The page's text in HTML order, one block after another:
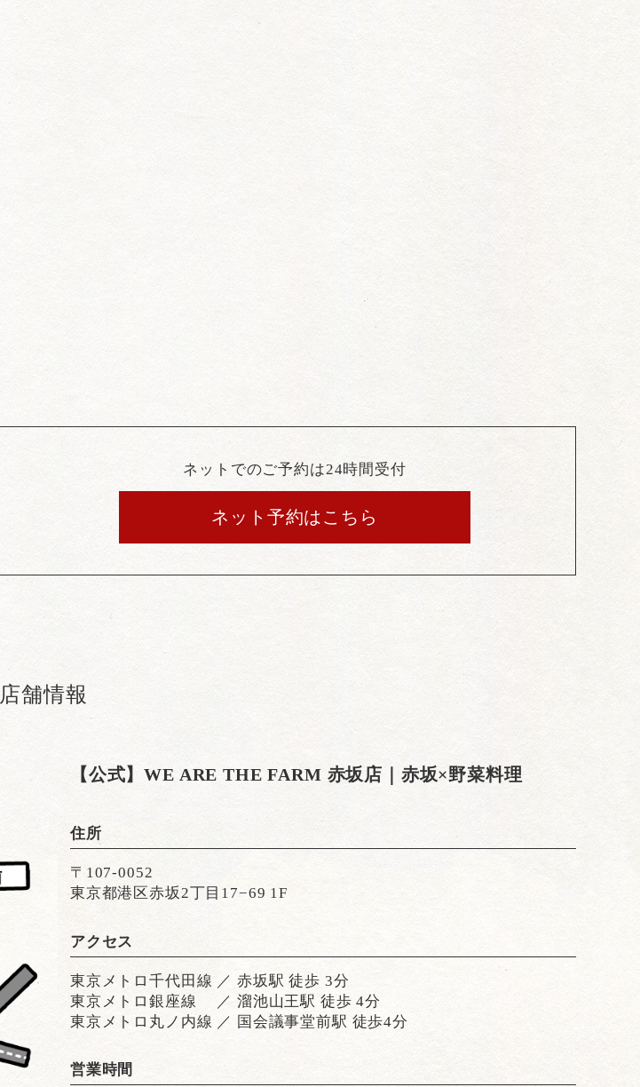
ネットでのご予約は24時間受付
ネット予約はこちら
店舗情報
【公式】WE ARE THE FARM 赤坂店｜赤坂×野菜料理
住所
〒107-0052
東京都港区赤坂2丁目17−69 1F
アクセス
東京メトロ千代田線 ／ 赤坂駅 徒歩 3分
東京メトロ銀座線 ／ 溜池山王駅 徒歩 4分
東京メトロ丸ノ内線 ／ 国会議事堂前駅 徒歩4分
営業時間